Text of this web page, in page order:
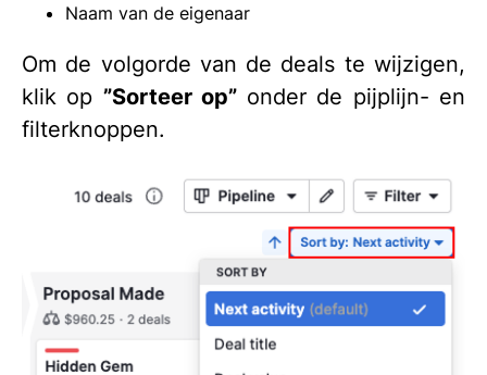
Naam van de eigenaar
Om de volgorde van de deals te wijzigen,
klik op ”Sorteer op” onder de pijplijn- en
filterknoppen.